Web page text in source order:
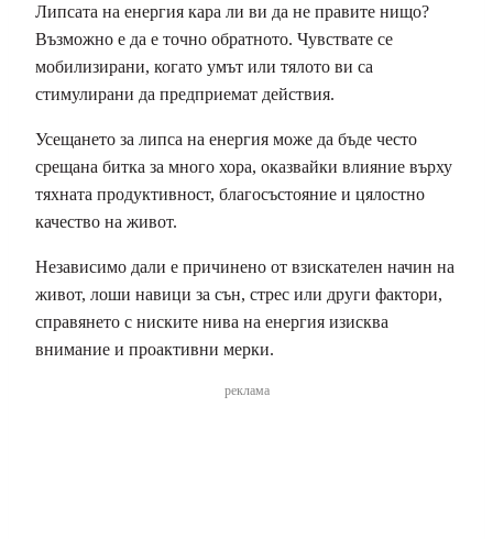
Липсата на енергия кара ли ви да не правите нищо?
Възможно е да е точно обратното. Чувствате се
мобилизирани, когато умът или тялото ви са
стимулирани да предприемат действия.
Усещането за липса на енергия може да бъде често
срещана битка за много хора, оказвайки влияние върху
тяхната продуктивност, благосъстояние и цялостно
качество на живот.
Независимо дали е причинено от взискателен начин на
живот, лоши навици за сън, стрес или други фактори,
справянето с ниските нива на енергия изисква
внимание и проактивни мерки.
реклама